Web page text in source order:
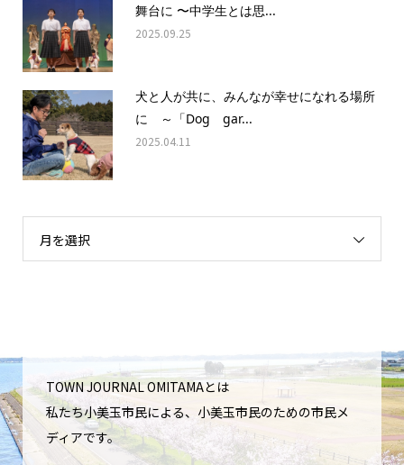
舞台に 〜中学生とは思...
2025.09.25
犬と人が共に、みんなが幸せになれる場所
に ～「Dog gar...
2025.04.11
月を選択
TOWN JOURNAL OMITAMAとは
私たち小美玉市民による、小美玉市民のための市民メ
ディアです。